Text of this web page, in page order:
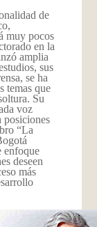
de
muy pocos
en la
amplia
sus
se ha
temas que
Su
voz
posiciones
“La
enfoque
deseen
más